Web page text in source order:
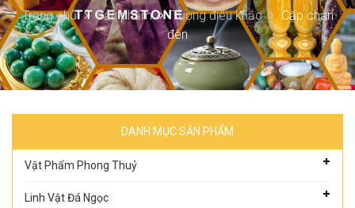
Trang chủ Sản phẩm Tượng điêu khắc
Cặp chân
đèn
DANH MỤC SẢN PHẨM
Vật Phẩm Phong Thuỷ
Linh Vật Đá Ngọc